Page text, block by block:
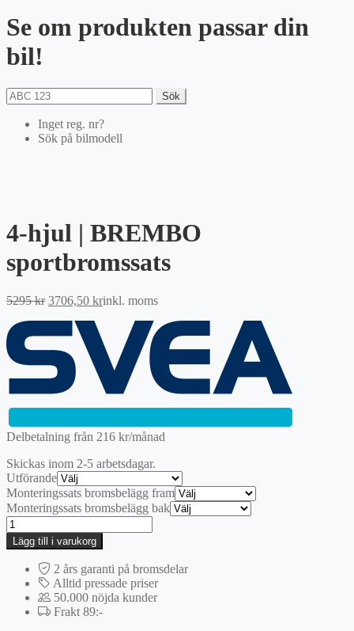
Se om produkten passar din
bil!
Sök
Inget reg. nr?
Sök på bilmodell
4-hjul | BREMBO
sportbromssats
5295kr Det
5295 kr.
3706,50 krDet
är:
3706,50 kr.
inkl. moms
Delbetalning från 216 kr/månad
Skickas inom 2-5 arbetsdagar.
Utförande
Monteringssats bromsbelägg fram
Monteringssats bromsbelägg bak
4-
hjul
|
BREMBO
sportbromssats
mängd
Lägg till i varukorg
2 års garanti på bromsdelar
Alltid pressade priser
50.000 nöjda kunder
Frakt 89:-